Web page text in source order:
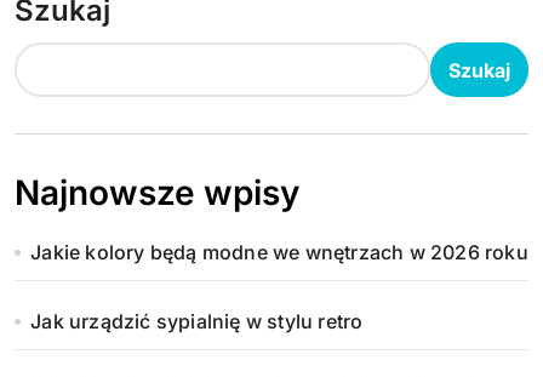
Szukaj
Szukaj
Najnowsze wpisy
Jakie kolory będą modne we wnętrzach w 2026 roku
Jak urządzić sypialnię w stylu retro